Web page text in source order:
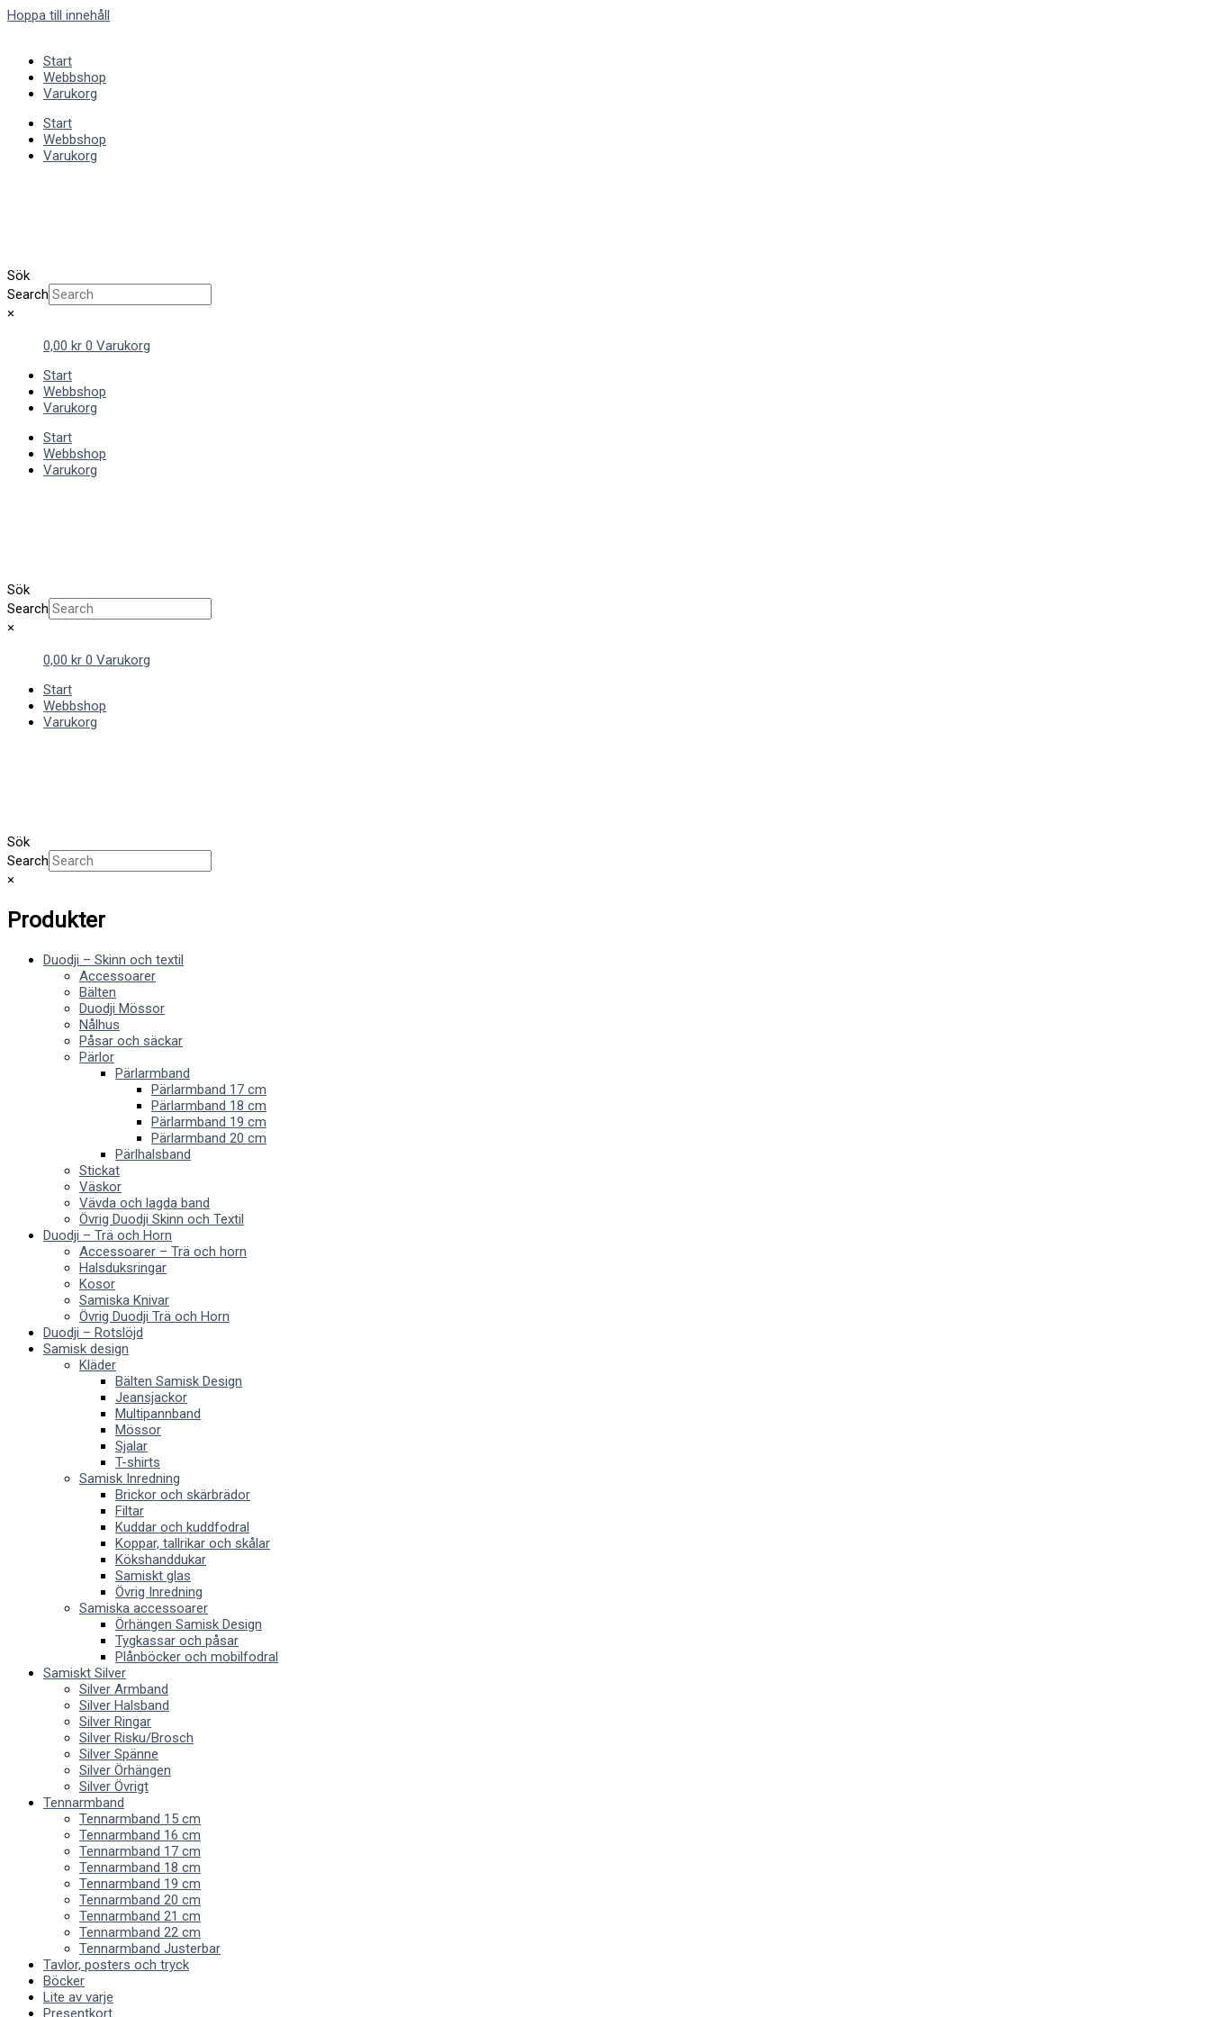
Hoppa till innehåll
Start
Webbshop
Varukorg
Start
Webbshop
Varukorg
Sök
Search
×
0,00 kr 0 Varukorg
Start
Webbshop
Varukorg
Start
Webbshop
Varukorg
Sök
Search
×
0,00 kr 0 Varukorg
Start
Webbshop
Varukorg
Sök
Search
×
Produkter
Duodji – Skinn och textil
Accessoarer
Bälten
Duodji Mössor
Nålhus
Påsar och säckar
Pärlor
Pärlarmband
Pärlarmband 17 cm
Pärlarmband 18 cm
Pärlarmband 19 cm
Pärlarmband 20 cm
Pärlhalsband
Stickat
Väskor
Vävda och lagda band
Övrig Duodji Skinn och Textil
Duodji – Trä och Horn
Accessoarer – Trä och horn
Halsduksringar
Kosor
Samiska Knivar
Övrig Duodji Trä och Horn
Duodji – Rotslöjd
Samisk design
Kläder
Bälten Samisk Design
Jeansjackor
Multipannband
Mössor
Sjalar
T-shirts
Samisk Inredning
Brickor och skärbrädor
Filtar
Kuddar och kuddfodral
Koppar, tallrikar och skålar
Kökshanddukar
Samiskt glas
Övrig Inredning
Samiska accessoarer
Örhängen Samisk Design
Tygkassar och påsar
Plånböcker och mobilfodral
Samiskt Silver
Silver Armband
Silver Halsband
Silver Ringar
Silver Risku/Brosch
Silver Spänne
Silver Örhängen
Silver Övrigt
Tennarmband
Tennarmband 15 cm
Tennarmband 16 cm
Tennarmband 17 cm
Tennarmband 18 cm
Tennarmband 19 cm
Tennarmband 20 cm
Tennarmband 21 cm
Tennarmband 22 cm
Tennarmband Justerbar
Tavlor, posters och tryck
Böcker
Lite av varje